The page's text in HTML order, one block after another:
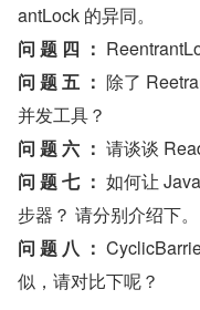
antLock 的异同。
问 题 四 ：
问 题 五 ： 除了
并发工具？
问 题 六 ： 请谈谈
问 题 七 ： 如何让
步器？ 请分别介绍下。
问 题 八 ：
似，请对比下呢？